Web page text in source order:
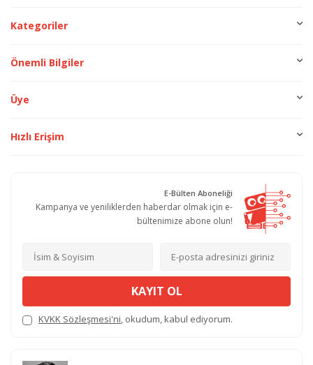
Kategoriler
Önemli Bilgiler
Üye
Hızlı Erişim
E-Bülten Aboneliği
Kampanya ve yeniliklerden haberdar olmak için e-
bültenimize abone olun!
KAYIT OL
KVKK Sözleşmesi'ni, okudum, kabul ediyorum.